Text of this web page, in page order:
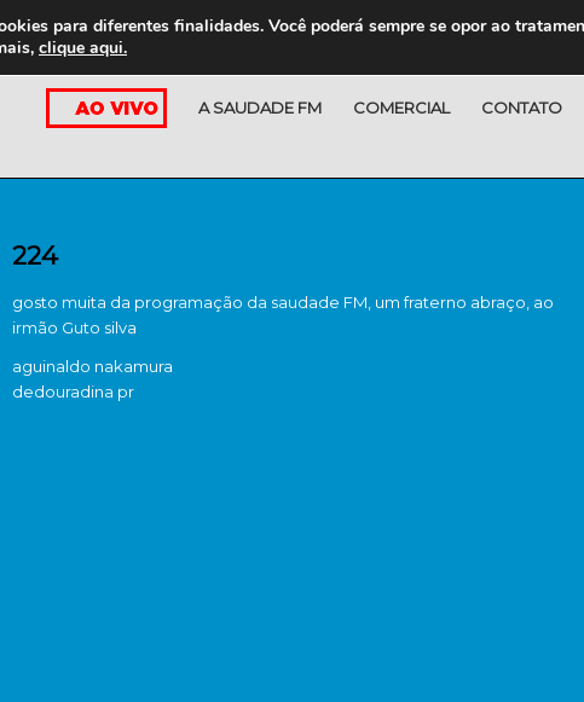
A SAUDADE FM COMERCIAL CONTATO
224
gosto muita da programação da saudade FM, um fraterno abraço, ao
irmão Guto silva
aguinaldo nakamura
dedouradina pr
para diferentes finalidades. Você poderá sempre se opor ao
clique aqui.